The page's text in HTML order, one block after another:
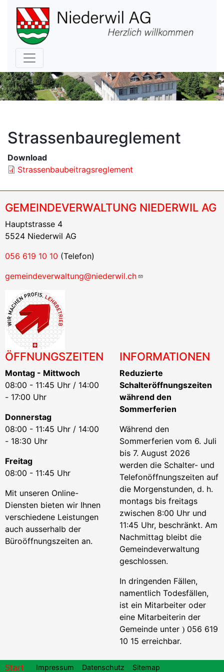
Hauptnavigation
Strassenbaureglement
Download
Strassenbaubeitragsreglement
GEMEINDEVERWALTUNG NIEDERWIL AG
Hauptstrasse 4
5524 Niederwil AG
056 619 10 10 (Telefon)
gemeindeverwaltung@niederwil.ch
ÖFFNUNGSZEITEN
Montag - Mittwoch
08:00 - 11:45 Uhr / 14:00
- 17:00 Uhr
Donnerstag
08:00 - 11:45 Uhr / 14:00
- 18:30 Uhr
Freitag
08:00 - 11:45 Uhr
Mit unseren Online-
Diensten bieten wir Ihnen
verschiedene Leistungen
auch ausserhalb der
Büroöffnungszeiten an.
INFORMATIONEN
Reduzierte
Schalteröffnungszeiten
während den
Sommerferien
Während den
Sommerferien vom 6. Juli
bis 7. August 2026
werden die Schalter- und
Telefonöffnungszeiten auf
die Morgenstunden, d. h.
montags bis freitags
zwischen 8:00 Uhr und
11:45 Uhr, beschränkt. Am
Nachmittag bleibt die
Gemeindeverwaltung
geschlossen.
In dringenden Fällen,
namentlich Todesfällen,
ist ein Mitarbeiter oder
eine Mitarbeiterin der
Gemeinde unter ) 056 619
10 15 erreichbar.
Start Impressum Datenschutz Sitemap